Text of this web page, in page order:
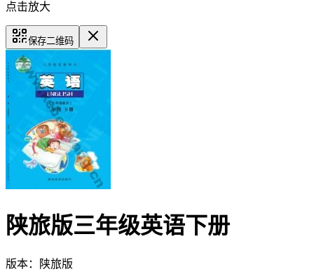
点击放大
保存二维码
陕旅版三年级英语下册
版本：
陕旅版